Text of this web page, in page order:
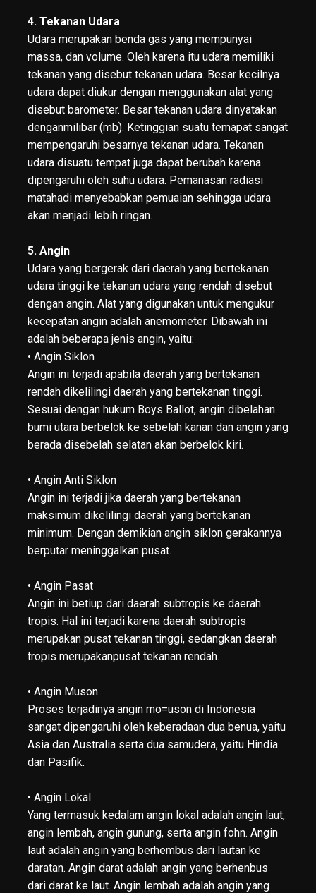
4. Tekanan Udara
Udara merupakan benda gas yang mempunyai
massa, dan volume. Oleh karena itu udara memiliki
tekanan yang disebut tekanan udara. Besar kecilnya
udara dapat diukur dengan menggunakan alat yang
disebut barometer. Besar tekanan udara dinyatakan
denganmilibar (mb). Ketinggian suatu temapat sangat
mempengaruhi besarnya tekanan udara. Tekanan
udara disuatu tempat juga dapat berubah karena
dipengaruhi oleh suhu udara. Pemanasan radiasi
matahadi menyebabkan pemuaian sehingga udara
akan menjadi lebih ringan.
5. Angin
Udara yang bergerak dari daerah yang bertekanan
udara tinggi ke tekanan udara yang rendah disebut
dengan angin. Alat yang digunakan untuk mengukur
kecepatan angin adalah anemometer. Dibawah ini
adalah beberapa jenis angin, yaitu:
• Angin Siklon
Angin ini terjadi apabila daerah yang bertekanan
rendah dikelilingi daerah yang bertekanan tinggi.
Sesuai dengan hukum Boys Ballot, angin dibelahan
bumi utara berbelok ke sebelah kanan dan angin yang
berada disebelah selatan akan berbelok kiri.
• Angin Anti Siklon
Angin ini terjadi jika daerah yang bertekanan
maksimum dikelilingi daerah yang bertekanan
minimum. Dengan demikian angin siklon gerakannya
berputar meninggalkan pusat.
• Angin Pasat
Angin ini betiup dari daerah subtropis ke daerah
tropis. Hal ini terjadi karena daerah subtropis
merupakan pusat tekanan tinggi, sedangkan daerah
tropis merupakanpusat tekanan rendah.
• Angin Muson
Proses terjadinya angin mo=uson di Indonesia
sangat dipengaruhi oleh keberadaan dua benua, yaitu
Asia dan Australia serta dua samudera, yaitu Hindia
dan Pasifik.
• Angin Lokal
Yang termasuk kedalam angin lokal adalah angin laut,
angin lembah, angin gunung, serta angin fohn. Angin
laut adalah angin yang berhembus dari lautan ke
daratan. Angin darat adalah angin yang berhenbus
dari darat ke laut. Angin lembah adalah angin yang